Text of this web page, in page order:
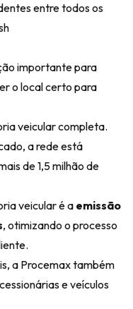
entre todos os
importante para
o local certo para
veicular completa.
a rede está
de 1,5 milhão de
veicular é a emissão
, otimizando o processo
a Procemax também
e veículos